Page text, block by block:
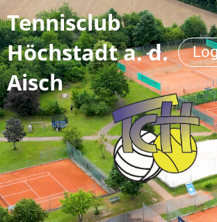
Tennisclub
Höchstadt a. d.
Aisch